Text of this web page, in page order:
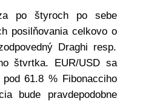
po štyroch po sebe
posilňovania celkovo o
Draghi resp.
štvrtka. EUR/USD sa
61.8 % Fibonacciho
bude pravdepodobne